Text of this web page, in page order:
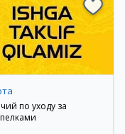
по уходу за